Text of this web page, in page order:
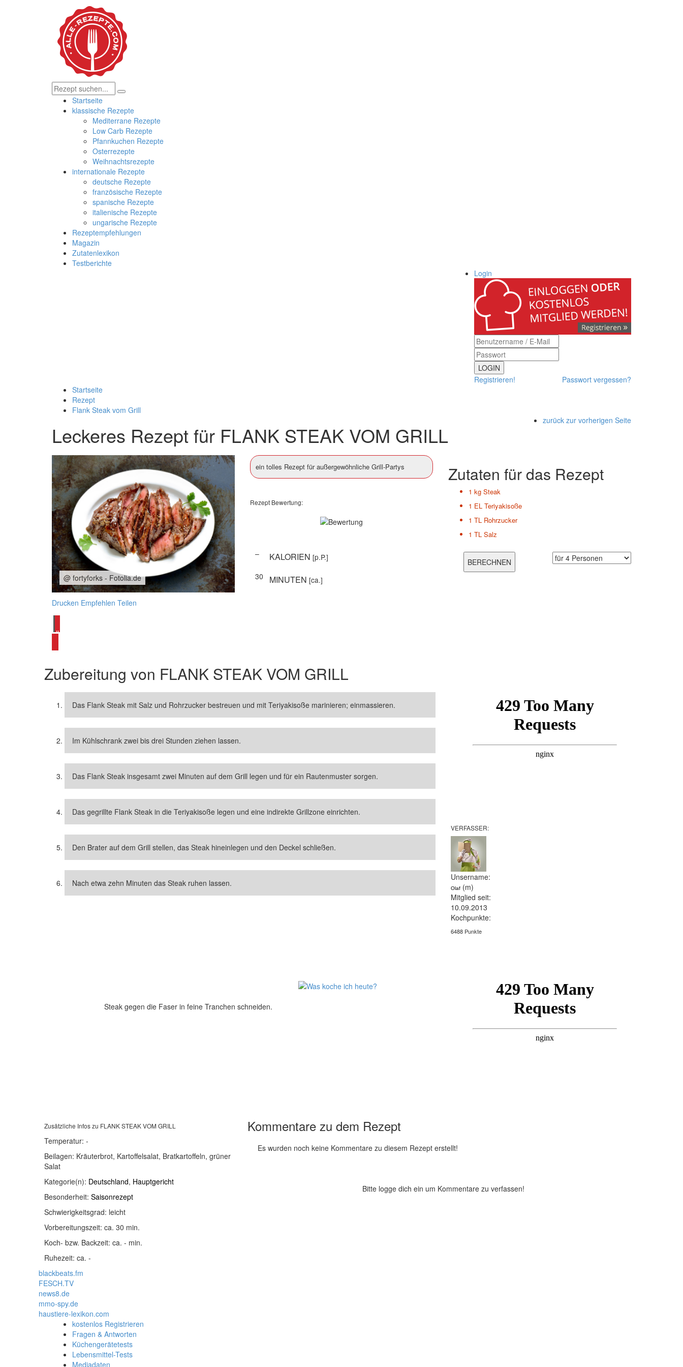
Startseite
klassische Rezepte
Mediterrane Rezepte
Low Carb Rezepte
Pfannkuchen Rezepte
Osterrezepte
Weihnachtsrezepte
internationale Rezepte
deutsche Rezepte
französische Rezepte
spanische Rezepte
italienische Rezepte
ungarische Rezepte
Rezeptempfehlungen
Magazin
Zutatenlexikon
Testberichte
Login
LOGIN
Registrieren!
Passwort vergessen?
Startseite
Rezept
Flank Steak vom Grill
zurück zur vorherigen Seite
Leckeres Rezept für FLANK STEAK VOM GRILL
@ fortyforks - Fotolia.de
Drucken Empfehlen Teilen
ein tolles Rezept für außergewöhnliche Grill-Partys
Rezept Bewertung:
– KALORIEN [p.P.]
30
MINUTEN [ca.]
Zutaten für das Rezept
1 kg Steak
1 EL Teriyakisoße
1 TL Rohrzucker
1 TL Salz
alle Grillrezepte ansehen
Zubereitung von FLANK STEAK VOM GRILL
Das Flank Steak mit Salz und Rohrzucker bestreuen und mit Teriyakisoße marinieren; einmassieren.
Im Kühlschrank zwei bis drei Stunden ziehen lassen.
Das Flank Steak insgesamt zwei Minuten auf dem Grill legen und für ein Rautenmuster sorgen.
Das gegrillte Flank Steak in die Teriyakisoße legen und eine indirekte Grillzone einrichten.
Den Brater auf dem Grill stellen, das Steak hineinlegen und den Deckel schließen.
Nach etwa zehn Minuten das Steak ruhen lassen.
VERFASSER:
Unsername:
Olaf (m)
Mitglied seit:
10.09.2013
Kochpunkte:
6488 Punkte
Steak gegen die Faser in feine Tranchen schneiden.
Zusätzliche Infos zu FLANK STEAK VOM GRILL
Temperatur: -
Beilagen: Kräuterbrot, Kartoffelsalat, Bratkartoffeln, grüner
Salat
Kategorie(n): Deutschland, Hauptgericht
Besonderheit: Saisonrezept
Schwierigkeitsgrad: leicht
Vorbereitungszeit: ca. 30 min.
Koch- bzw. Backzeit: ca. - min.
Ruhezeit: ca. -
Kommentare zu dem Rezept
Es wurden noch keine Kommentare zu diesem Rezept erstellt!
Bitte logge dich ein um Kommentare zu verfassen!
blackbeats.fm
FESCH.TV
news8.de
mmo-spy.de
haustiere-lexikon.com
kostenlos Registrieren
Fragen & Antworten
Küchengerätetests
Lebensmittel-Tests
Mediadaten